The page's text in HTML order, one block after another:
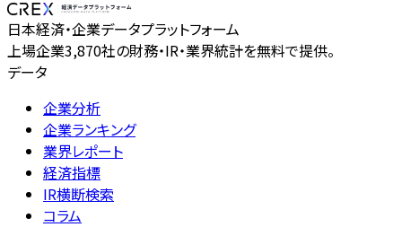
日本経済・企業データプラットフォーム
上場企業3,870社の財務・IR・業界統計を無料で提供。
データ
企業分析
企業ランキング
業界レポート
経済指標
IR横断検索
コラム